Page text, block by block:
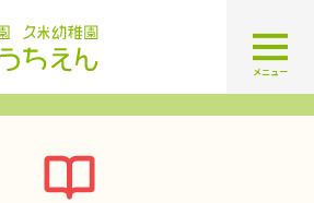
認定こども園 学校法人久米幼
メニュー